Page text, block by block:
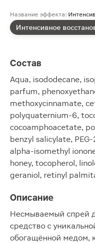
Название эффекта:
Интенсивное
Состав
Aqua, isododecane,
parfum,
methoxycinnamate,
polyquaternium-6,
cocoamphoacetate,
benzyl salicylate,
alpha-isomethyl
honey, tocopherol,
geraniol, retinyl
Описание
Несмываемый спрей
средство с
обогащённой медом,